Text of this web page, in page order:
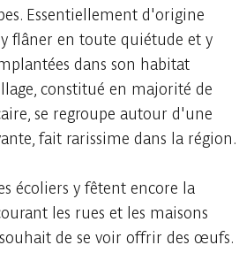
Essentiellement d'origine
flâner en toute quiétude et y
dans son habitat
constitué en majorité de
se regroupe autour d'une
fait rarissime dans la région.
écoliers y fêtent encore la
les rues et les maisons
de se voir offrir des œufs.